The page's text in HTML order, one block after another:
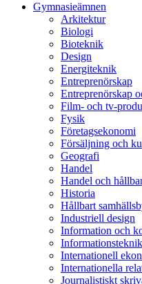
Gymnasieämnen
Arkitektur
Biologi
Bioteknik
Design
Energiteknik
Entreprenörskap
Entreprenörskap
Film- och tv-
Fysik
Företagsekonomi
Försäljning och
Geografi
Handel
Handel och
Historia
Hållbart
Industriell design
Information och
Informationsteknik
Internationell
Internationella
Journalistiskt